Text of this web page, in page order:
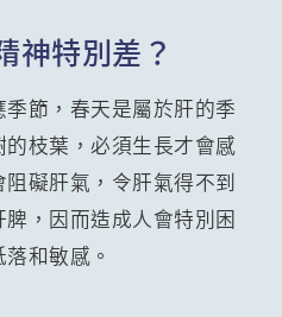
神特別差？
節，春天是屬於肝的季
枝葉，必須生長才會感
礙肝氣，令肝氣得不到
，因而造成人會特別困
和敏感。